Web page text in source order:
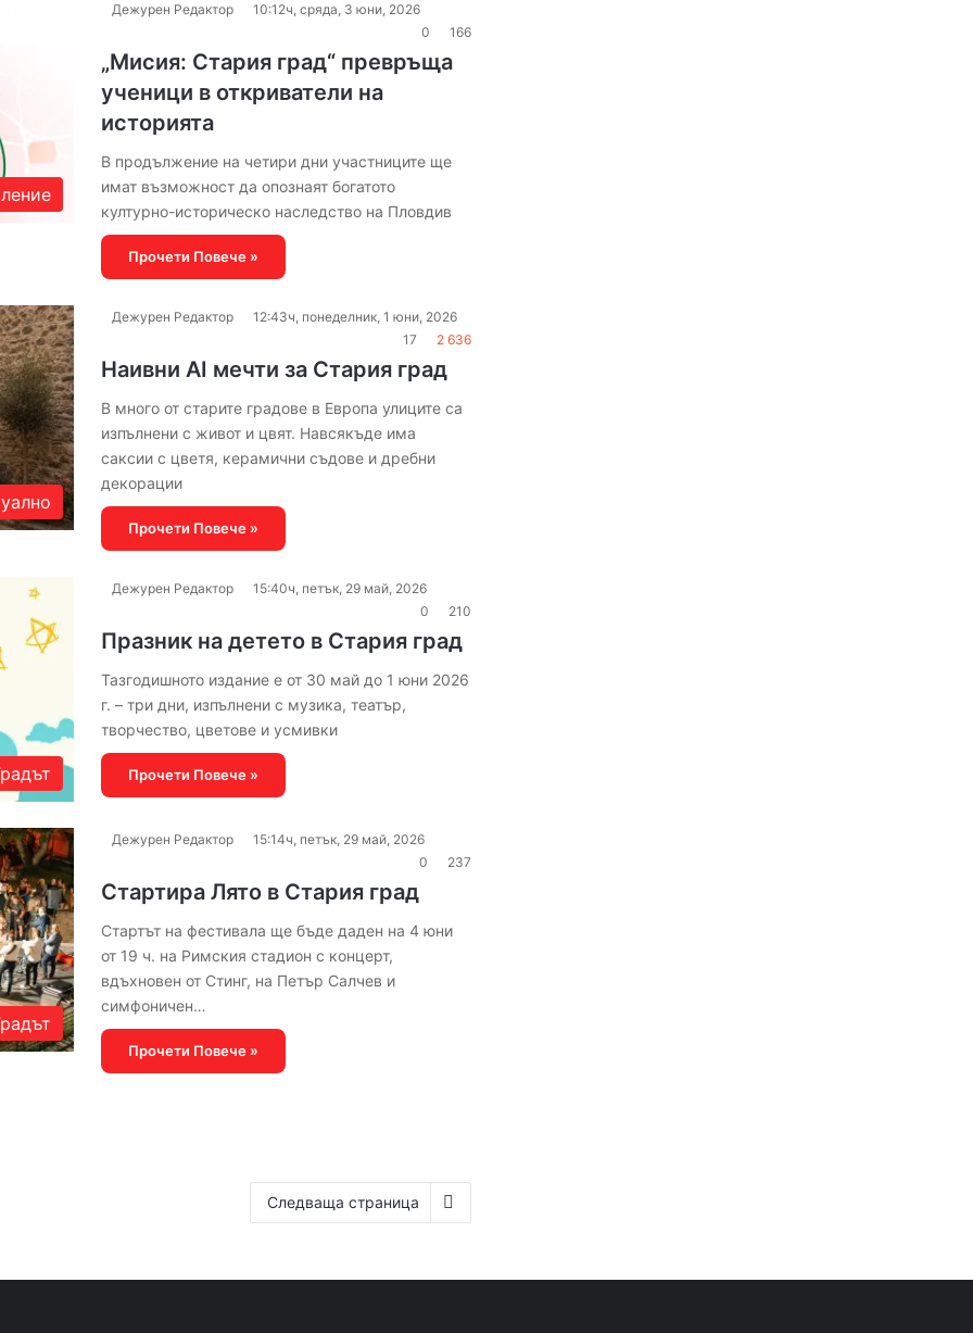
Дежурен Редактор
10:12ч, сряда, 3 юни, 2026
0
166
„Мисия: Стария град“ превръща
ученици в откриватели на
историята
В продължение на четири дни участниците ще
имат възможност да опознаят богатото
културно-историческо наследство на Пловдив
Прочети Повече »
Дежурен Редактор
12:43ч, понеделник, 1 юни, 2026
17
2 636
Наивни AI мечти за Стария град
В много от старите градове в Европа улиците са
изпълнени с живот и цвят. Навсякъде има
саксии с цветя, керамични съдове и дребни
декорации
Прочети Повече »
Дежурен Редактор
15:40ч, петък, 29 май, 2026
0
210
Празник на детето в Стария град
Тазгодишното издание е от 30 май до 1 юни 2026
г. – три дни, изпълнени с музика, театър,
творчество, цветове и усмивки
Прочети Повече »
Дежурен Редактор
15:14ч, петък, 29 май, 2026
0
237
Стартира Лято в Стария град
Стартът на фестивала ще бъде даден на 4 юни
от 19 ч. на Римския стадион с концерт,
вдъхновен от Стинг, на Петър Салчев и
симфоничен…
Прочети Повече »
Следваща страница